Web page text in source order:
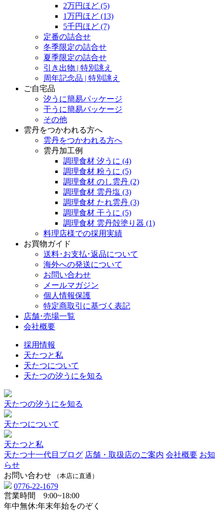
2万円ほど (5)
1万円ほど (13)
5千円ほど (7)
定番の詰合せ
冬季限定の詰合せ
夏季限定の詰合せ
引き出物 | 特別誂え
周年記念品 | 特別誂え
ご自宅品
汐うに簡易パッケージ
干うに簡易パッケージ
その他
雲丹をつかわれる方へ
雲丹をつかわれる方へ
雲丹加工例
調理食材 汐うに (4)
調理食材 粉うに (5)
調理食材 のし雲丹 (2)
調理食材 雲丹塩 (3)
調理食材 たれ雲丹 (3)
調理食材 干うに (5)
調理食材 雲丹殻塗り器 (1)
料理店様での採用実績
お買物ガイド
送料･お支払･返品について
海外への発送について
お問い合わせ
メールマガジン
個人情報保護
特定商取引に基づく表記
店舗･売場一覧
会社概要
採用情報
天たつと私
天たつについて
天たつの汐うにを知る
天たつの汐うにを知る
天たつについて
天たつと私
天たつ十一代目ブログ 店舗・取扱店のご案内 会社概要 お知
らせ
お問い合わせ
（本店に直通）
0776-22-1679
営業時間 9:00~18:00
年中無休:年末年始をのぞく